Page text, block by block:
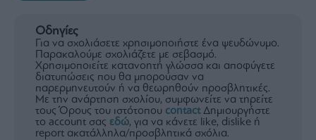
Οδηγίες
Για να σχολιάσετε χρησιμοποιήστε ένα ψευδώνυμο.
Παρακαλούμε σχολιάζετε με σεβασμό.
Χρησιμοποιείτε κατανοητή γλώσσα και αποφύγετε
διατυπώσεις που θα μπορούσαν να
παρερμηνευτούν ή να θεωρηθούν προσβλητικές.
Με την ανάρτηση σχολίου, συμφωνείτε να τηρείτε
τους Όρους του ιστότοπου contactΔημιουργήστε
το account σας εδώ, για να κάνετε like, dislike ή
report ακατάλληλα/προσβλητικά σχόλια.